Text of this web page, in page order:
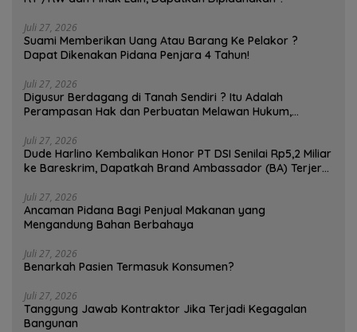
Juli 27, 2026
Suami Memberikan Uang Atau Barang Ke Pelakor ?
Dapat Dikenakan Pidana Penjara 4 Tahun!
Juli 27, 2026
Digusur Berdagang di Tanah Sendiri ? Itu Adalah
Perampasan Hak dan Perbuatan Melawan Hukum,
Juli 27, 2026
Dude Harlino Kembalikan Honor PT DSI Senilai Rp5,2 Miliar
ke Bareskrim, Dapatkah Brand Ambassador (BA) Terjerat
Juli 27, 2026
Ancaman Pidana Bagi Penjual Makanan yang
Mengandung Bahan Berbahaya
Juli 27, 2026
Benarkah Pasien Termasuk Konsumen?
Juli 27, 2026
Tanggung Jawab Kontraktor Jika Terjadi Kegagalan
Bangunan